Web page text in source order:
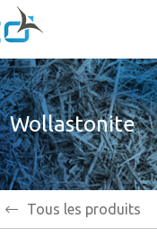
Xatico
A propos
Politique d'entreprise
Politique environnementale
Droits de l'homme
Code de conduite
Wollastonite
Tous les produits